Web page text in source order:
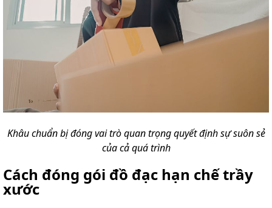
Khâu chuẩn bị đóng vai trò quan trọng quyết định sự suôn sẻ
của cả quá trình
Cách đóng gói đồ đạc hạn chế trầy
xước